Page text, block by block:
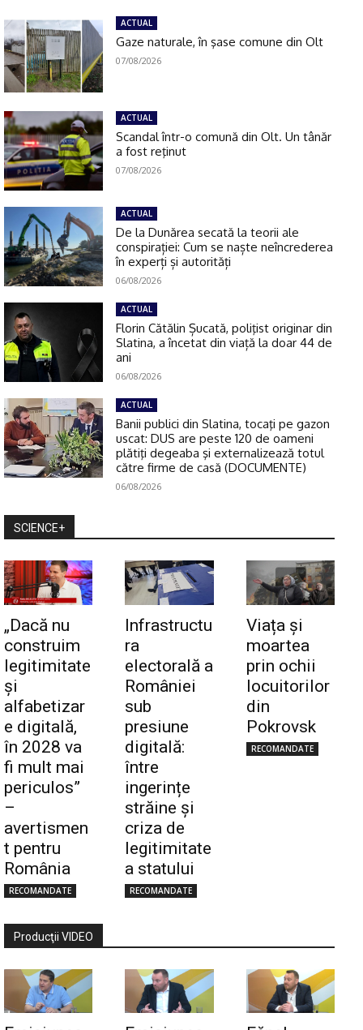
ACTUAL
Gaze naturale, în şase comune din Olt
07/08/2026
ACTUAL
Scandal într-o comună din Olt. Un tânăr
a fost reţinut
07/08/2026
ACTUAL
De la Dunărea secată la teorii ale
conspirației: Cum se naște neîncrederea
în experți și autorități
06/08/2026
ACTUAL
Florin Cătălin Șucată, poliţist originar din
Slatina, a încetat din viață la doar 44 de
ani
06/08/2026
ACTUAL
Banii publici din Slatina, tocaţi pe gazon
uscat: DUS are peste 120 de oameni
plătiţi degeaba şi externalizează totul
către firme de casă (DOCUMENTE)
06/08/2026
SCIENCE+
„Dacă nu
construim
legitimitate
și
alfabetizar
e digitală,
în 2028 va
fi mult mai
periculos”
–
avertismen
t pentru
România
RECOMANDATE
Infrastructu
ra
electorală a
României
sub
presiune
digitală:
între
ingerințe
străine și
criza de
legitimitate
a statului
RECOMANDATE
Viața și
moartea
prin ochii
locuitorilor
din
Pokrovsk
RECOMANDATE
Producţii VIDEO